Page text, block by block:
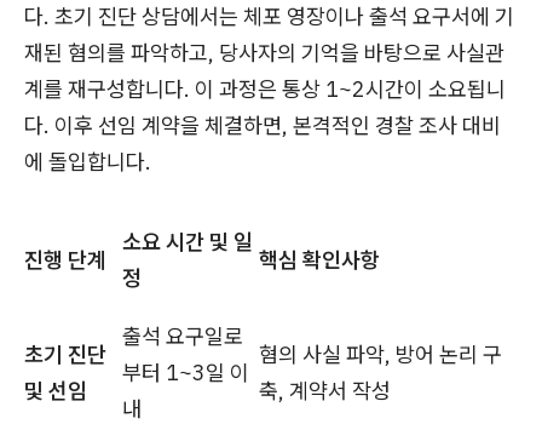
다. 초기 진단 상담에서는 체포 영장이나 출석 요구서에 기
재된 혐의를 파악하고, 당사자의 기억을 바탕으로 사실관
계를 재구성합니다. 이 과정은 통상 1~2시간이 소요됩니
다. 이후 선임 계약을 체결하면, 본격적인 경찰 조사 대비
에 돌입합니다.
진행 단계
소요 시간 및 일
정
핵심 확인사항
초기 진단
및 선임
출석 요구일로
부터 1~3일 이
내
혐의 사실 파악, 방어 논리 구
축, 계약서 작성